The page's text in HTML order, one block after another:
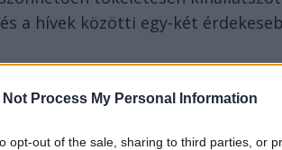
Not Process My Personal Information
opt-out of the sale, sharing to third parties, or
a hívek közötti egy-két
püspöke hirdetett igét, aki
magyarság szimbolikus ünnepének
ötszáz éves múltját is